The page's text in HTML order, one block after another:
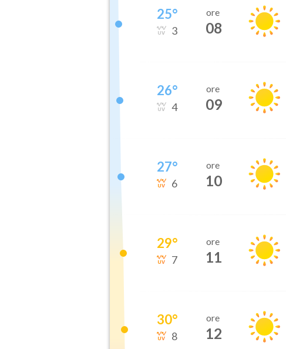
25°
3
ore
08
26°
4
ore
09
27°
6
ore
10
29°
7
ore
11
30°
8
ore
12